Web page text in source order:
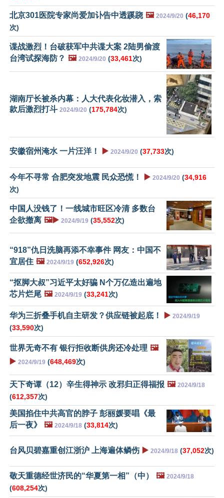
北京301医院专家尚爱加讣告中透蹊跷 🖼️ 2024/9/20 (46,170
次)
谍战激烈！台破获军中共谍大案 2陆男偷渡
台湾试探海防？ 🖼️ 2024/9/20 (33,461次)
湖南厅长被杀内幕：人大代表化妆潜入，索
款后激烈打斗 2024/9/20 (175,784次)
安徽宿州淹水 一片汪洋！ ▶️ 2024/9/20 (37,733次)
今年不寻常 合肥突发地震 民众恐慌！ ▶️ 2024/9/20 (34,916
次)
中国人没钱了！一线城市旺区冷清 多数台
企欲撤离 🖼️▶️ 2024/9/19 (35,552次)
“918”仇日洗脑再添不幸事件 网友：中国不
宜居住 🖼️ 2024/9/19 (652,926次)
“抠脚大叔”习近平太好骗 N个万亿造出遍地
芯片烂尾 🖼️ 2024/9/19 (33,241次)
华为三折叠手机自主研发？供应链被起底！ ▶️ 2024/9/19
(33,590次)
世界无奇不有 银行拒收断供房还冷处理 🖼️
▶️ 2024/9/19 (648,469次)
天下奇谭（12）辛生得神示 改邪归正得福报 🖼️ 2024/9/18
(612,357次)
美国掐住中共高官的脖子 彭丽媛要唱《最
后一夜》
🖼️ 2024/9/18 (33,814次)
台风贝碧嘉重创江浙沪 上海遍体鳞伤 ▶️ 2024/9/18 (37,052次)
敬天重德经世济民的“华夏第一相”（中） 🖼️ 2024/9/18
(608,254次)